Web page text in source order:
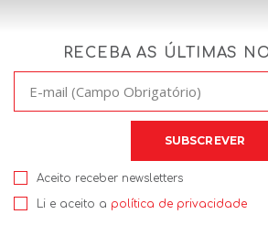
RECEBA AS ÚLTIMAS
Aceito receber newsletters
Li e aceito a política de privacidade